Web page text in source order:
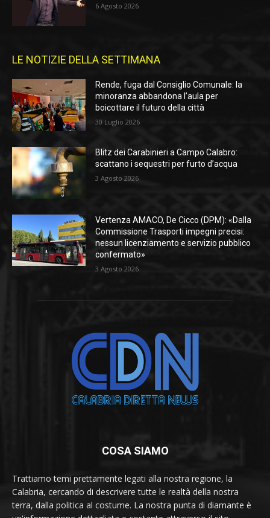
6 Agosto 2026
LE NOTIZIE DELLA SETTIMANA
Rende, fuga dal Consiglio Comunale: la
minoranza abbandona l’aula per
boicottare il futuro della città
30 Luglio 2026
Blitz dei Carabinieri a Campo Calabro:
scattano i sequestri per furto d’acqua
3 Agosto 2026
Vertenza AMACO, De Cicco (DPM): «Dalla
Commissione Trasporti impegni precisi:
nessun licenziamento e servizio pubblico
confermato»
3 Agosto 2026
COSA SIAMO
Trattiamo temi prettamente legati alla nostra regione, la
Calabria, cercando di descrivere tutte le realtà della nostra
terra, dalla politica al costume. La nostra punta di diamante è